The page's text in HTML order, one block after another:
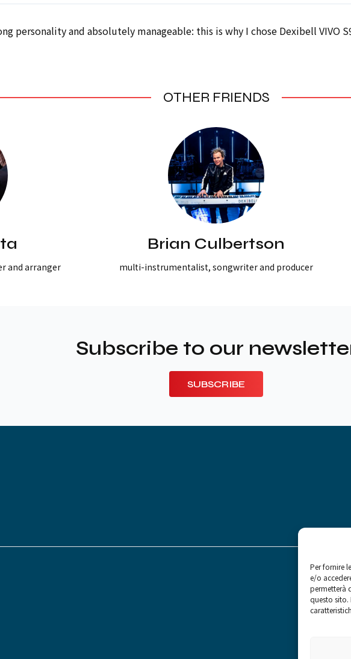
Per fornire
e/o
permetterà
questo sito.
personality and absolutely manageable: this is why I chose Dexibell VIVO
OTHER FRIENDS
and arranger
Brian Culbertson
multi-instrumentalist, songwriter and producer
Subscribe to our
SUBSCRIBE